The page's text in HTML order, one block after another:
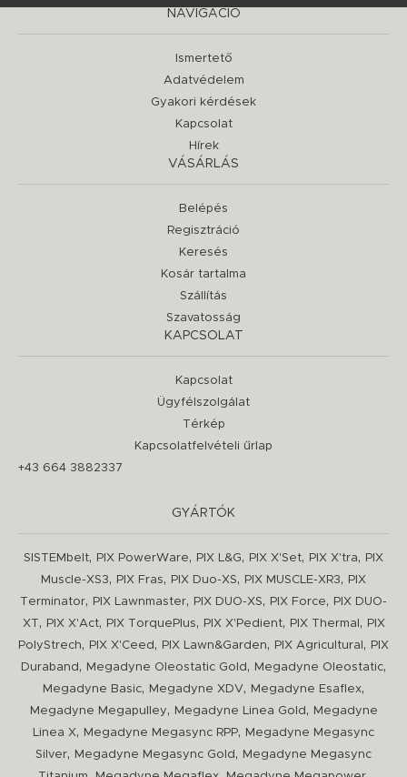
NAVIGÁCIÓ
Ismertető
Adatvédelem
Gyakori kérdések
Kapcsolat
Hírek
VÁSÁRLÁS
Belépés
Regisztráció
Keresés
Kosár tartalma
Szállítás
Szavatosság
KAPCSOLAT
Kapcsolat
Ügyfélszolgálat
Térkép
Kapcsolatfelvételi űrlap
+43 664 3882337
GYÁRTÓK
SISTEMbelt, PIX PowerWare, PIX L&G, PIX X'Set, PIX X'tra,
PIX
Muscle-XS3, PIX Fras, PIX Duo-XS, PIX MUSCLE-XR3,
PIX
Terminator, PIX Lawnmaster, PIX DUO-XS, PIX Force,
PIX DUO-
XT, PIX X'Act, PIX TorquePlus, PIX X'Pedient, PIX Thermal ,
PIX
PolyStrech, PIX X'Ceed , PIX Lawn&Garden, PIX Agricultural ,
PIX
Duraband , Megadyne Oleostatic Gold , Megadyne Oleostatic,
Megadyne Basic, Megadyne XDV, Megadyne Esaflex,
Megadyne Megapulley, Megadyne Linea Gold ,
Megadyne
Linea X, Megadyne Megasync RPP,
Megadyne Megasync
Silver, Megadyne Megasync Gold ,
Megadyne Megasync